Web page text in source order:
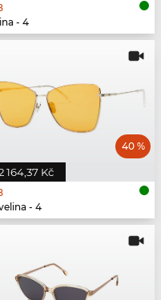
- 4
164,37 Kč
40 %
- 4